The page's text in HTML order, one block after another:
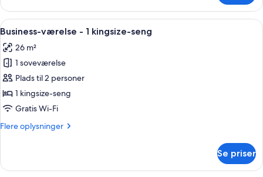
suite
Indlæs
alle
billeder
af
Business-
værelse
-
kingsize-
Et hotelværelse med en stor seng,
4
Business-værelse - 1 kingsize-seng
26 m²
1 soveværelse
Plads til 2 personer
1 kingsize-seng
Gratis Wi-Fi
Flere oplysninger
Flere
værelse
Se priser